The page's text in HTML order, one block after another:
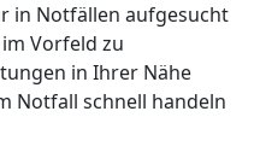
in Notfällen aufgesucht
Vorfeld zu
in Ihrer Nähe
Notfall schnell handeln